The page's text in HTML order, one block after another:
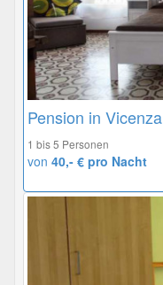
Pension in Vicenza
1 bis 5 Personen
von 40,- € pro Nacht